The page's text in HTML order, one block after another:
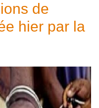
de
hier par la